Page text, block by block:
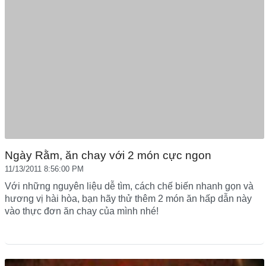
Ngày Rằm, ăn chay với 2 món cực ngon
11/13/2011 8:56:00 PM
Với những nguyên liệu dễ tìm, cách chế biến nhanh gọn và
hương vị hài hòa, bạn hãy thử thêm 2 món ăn hấp dẫn này
vào thực đơn ăn chay của mình nhé!